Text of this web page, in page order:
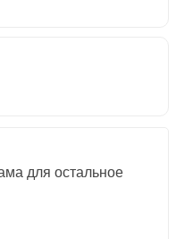
для остальное